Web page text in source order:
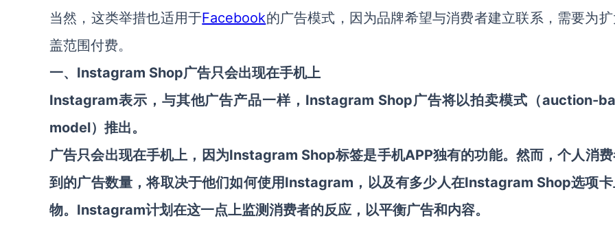
当然，这类举措也适用于Facebook的广告模式，因为品牌希望与消费者建立联系，需要为
盖范围付费。
一、 Instagram Shop广告只会出现在手机上
Instagram表示，与其他广告产品一样， Instagram Shop广告将以拍卖模式（auction-
model）推出。
广告只会出现在手机上 ，因为Instagram Shop标签是手机APP独有的功能。然而，个人消
到的广告数量，将取决于他们如何使用Instagram，以及有多少人在Instagram Shop选项
物。Instagram计划在这一点上监测消费者的反应，以平衡广告和内容。